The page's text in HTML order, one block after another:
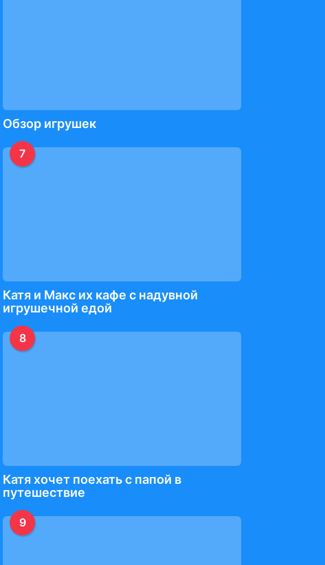
Обзор игрушек
7
Катя и Макс их кафе с надувной
игрушечной едой
8
Катя хочет поехать с папой в
путешествие
9